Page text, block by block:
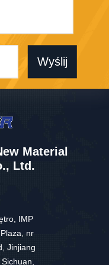
Wyślij
Material
Ltd.
IMP
nr
Jinjiang